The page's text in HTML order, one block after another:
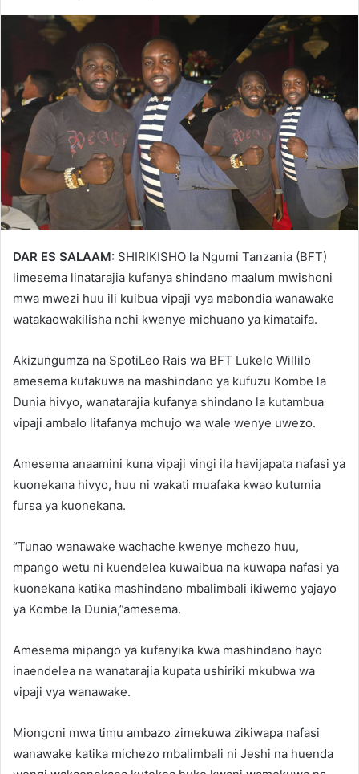
DAR ES SALAAM: SHIRIKISHO la Ngumi Tanzania (BFT)
limesema linatarajia kufanya shindano maalum mwishoni
mwa mwezi huu ili kuibua vipaji vya mabondia wanawake
watakaowakilisha nchi kwenye michuano ya kimataifa.
Akizungumza na SpotiLeo Rais wa BFT Lukelo Willilo
amesema kutakuwa na mashindano ya kufuzu Kombe la
Dunia hivyo, wanatarajia kufanya shindano la kutambua
vipaji ambalo litafanya mchujo wa wale wenye uwezo.
Amesema anaamini kuna vipaji vingi ila havijapata nafasi ya
kuonekana hivyo, huu ni wakati muafaka kwao kutumia
fursa ya kuonekana.
“Tunao wanawake wachache kwenye mchezo huu,
mpango wetu ni kuendelea kuwaibua na kuwapa nafasi ya
kuonekana katika mashindano mbalimbali ikiwemo yajayo
ya Kombe la Dunia,”amesema.
Amesema mipango ya kufanyika kwa mashindano hayo
inaendelea na wanatarajia kupata ushiriki mkubwa wa
vipaji vya wanawake.
Miongoni mwa timu ambazo zimekuwa zikiwapa nafasi
wanawake katika michezo mbalimbali ni Jeshi na huenda